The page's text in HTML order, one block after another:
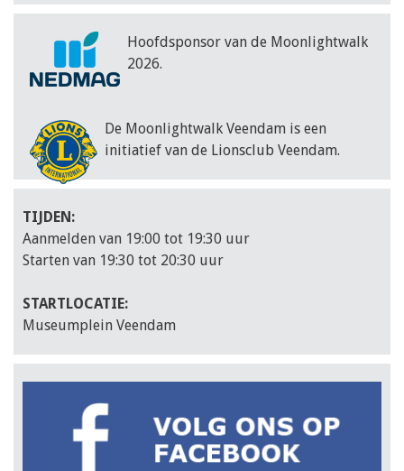
Hoofdsponsor van de Moonlightwalk
2026.
De Moonlightwalk Veendam is een
initiatief van de Lionsclub Veendam.
TIJDEN:
Aanmelden van 19:00 tot 19:30 uur
Starten van 19:30 tot 20:30 uur
STARTLOCATIE:
Museumplein Veendam